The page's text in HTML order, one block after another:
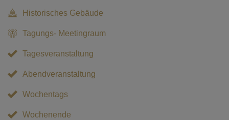
Historisches Gebäude
Tagungs- Meetingraum
Tagesveranstaltung
Abendveranstaltung
Wochentags
Wochenende